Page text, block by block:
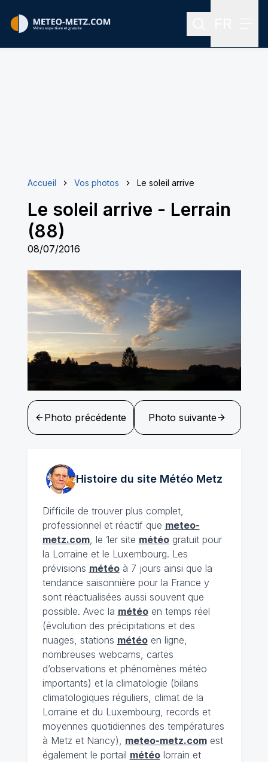
Rechercher
Accueil Vos photos Le soleil arrive
Le soleil arrive - Lerrain
(88)
08/07/2016
Photo précédente Photo suivante
Histoire du site MétéoMetz
Difficile de trouver plus complet,
professionnel et réactif que meteo-
metz.com, le 1er site météogratuit pour
la Lorraine et le Luxembourg. Les
prévisions météoà 7 jours ainsi que la
tendance saisonnière pour la France y
sont réactualisées aussi souvent que
possible. Avec la météoen temps réel
(évolution des précipitations et des
nuages, stations météoen ligne,
nombreuses webcams, cartes
d’observations et phénomènes météo
importants) et la climatologie (bilans
climatologiques réguliers, climat de la
Lorraine et du Luxembourg, records et
moyennes quotidiennes des températures
à Metz et Nancy), meteo-metz.comest
également le portail météolorrain et